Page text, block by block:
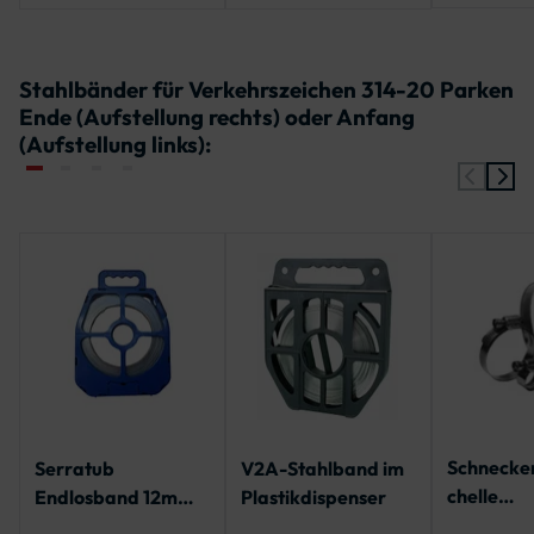
Stahlbänder für Verkehrszeichen 314-20 Parken
Ende (Aufstellung rechts) oder Anfang
(Aufstellung links):
Serratub
Endlosband 12mm,
V2A-Stahlband im
Plastikdispenser
chelle